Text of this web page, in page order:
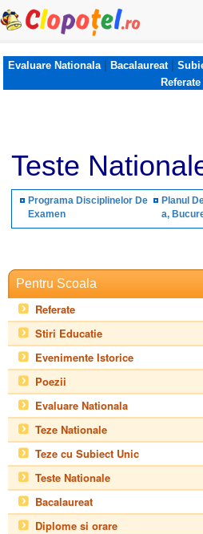
Pentru Scoala
Referate
Stiri Educatie
Evenimente Istorice
Poezii
Evaluare Nationala
Teze Nationale
Teze cu Subiect Unic
Teste Nationale
Bacalaureat
Diplome si orare
Evaluare Nationala| Bacalaureat|
Referate
Teste
Programa Disciplinelor De
Examen
Planul
a,